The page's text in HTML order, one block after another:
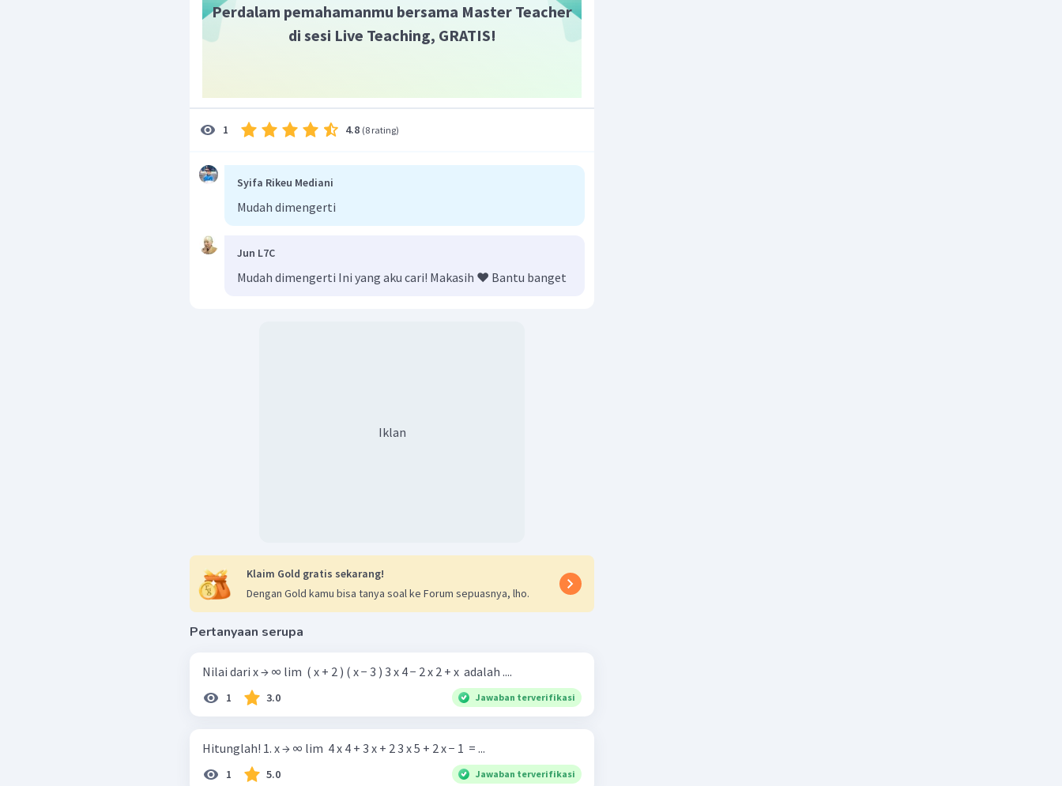
Jadi, nilai adalah
Perdalam pemahamanmu bersama Master Teacher
di sesi Live Teaching, GRATIS!
1 4.8 (8 rating)
Syifa Rikeu Mediani
Mudah dimengerti
Jun L7C
Mudah dimengerti Ini yang aku cari! Makasih ❤️ Bantu banget
Iklan
Klaim Gold gratis sekarang!
Dengan Gold kamu bisa tanya soal ke Forum sepuasnya, lho.
Pertanyaan serupa
Nilai dari x → ∞ lim ​ ( x + 2 ) ( x − 3 ) 3 x 4 − 2 x 2 + x ​ adalah ....
1 3.0 Jawaban terverifikasi
Hitunglah! 1. x → ∞ lim ​ 4 x 4 + 3 x + 2 3 x 5 + 2 x − 1 ​ = ...
1 5.0 Jawaban terverifikasi